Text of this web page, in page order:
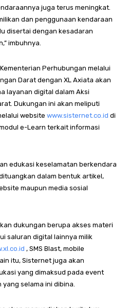
juga terus meningkat.
dan penggunaan kendaraan
disertai dengan kesadaran
imbuhnya.
Perhubungan melalui
Darat dengan XL Axiata akan
layanan digital dalam Aksi
Dukungan ini akan meliputi
website www.sisternet.co.id di
e-Learn terkait informasi
edukasi keselamatan berkendara
dalam bentuk artikel,
maupun media sosial
dukungan berupa akses materi
saluran digital lainnya milik
, SMS Blast, mobile
itu, Sisternet juga akan
yang dimaksud pada event
selama ini dibina.